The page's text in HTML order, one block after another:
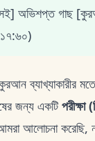
অভিশপ্ত গাছ
ব্যাখ্যাকারীর
জন্য একটিপরীক্ষা
আলোচনা